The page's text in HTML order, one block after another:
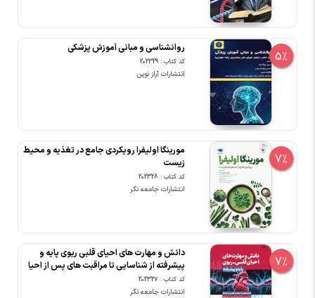
5%
روانشناسی و مبانی آموزش پزشکی
کد کتاب : 202329
انتشارات آراز نوین
7%
مورینگا اولیفرا رویکردی جامع در تغذیه و محیط
زیست
کد کتاب : 202328
انتشارات جامعه نگر
7%
دانش و مهارت های احیای قلبی ریوی پایه و
پیشرفته از شناسایی تا مراقبت های پس از احیا
کد کتاب : 202327
انتشارات جامعه نگر